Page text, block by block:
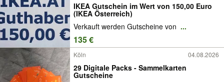
IKEA Gutschein im Wert von 150,00 Euro
(IKEA Österreich)
Verkauft werden Gutscheine von ...
135 €
Köln 04.08.2026
29 Digitale Packs - Sammelkarten
Gutscheine